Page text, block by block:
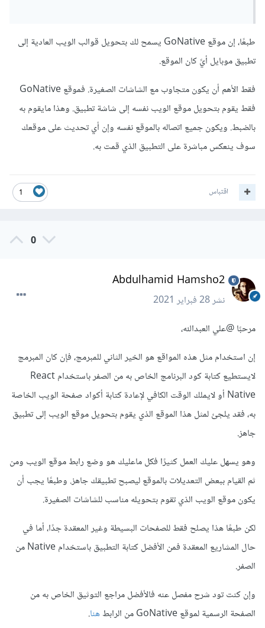
طبعًا، إن موقع GoNative يسمح لك بتحويل قوالب الويب العادية إلى
تطبيق موبايل أيً كان الموقع.
فقط الأهم أن يكون متجاوب مع الشاشات الصغيرة. فموقع GoNative
فقط يقوم بتحويل موقع الويب نفسه إلى شاشة تطبيق. وهذا مايقوم به
بالضبط. ويكون جميع اتصاله بالموقع نفسه وإن أي تحديث على موقعك
سوف ينعكس مباشرة على التطبيق الذي قمت به.
1 اقتباس
0
Abdulhamid Hamsho2
نشر28 فبراير 2021
مرحبًا@علي العبدالله،
إن استخدام مثل هذه المواقع هو الخير الثاني للمبرمج، فإن كان المبرمج
لايستطيع كتابة كود البرنامج الخاص به من الصفر باستخدام React
Native أو لايملك الوقت الكافي ﻹعادة كتابة أكواد صفحة الويب الخاصة
به، فقد يلجئ لمثل هذا الموقع الذي يقوم بتحويل موقع الويب إلى تطبيق
جاهز.
وهو يسهل عليك العمل كثيرًا فكل ماعليك هو وضع رابط موقع الويب ومن
ثم القيام ببعض التعديلات بالموقع ليصبح تطبيقك جاهز. وطبعًا يجب أن
يكون موقع الويب الذي تقوم بتحويله مناسب للشاشات الصغيرة.
لكن طبعًا هذا يصلح فقط للصفحات البسيطة وغير المعقدة جدًا، أما في
حال المشاريع المعقدة فمن الأفضل كتابة التطبيق باستخدام Native من
الصفر.
وإن كنت تود شرح مفصل عنه فالأفضل مراجع التوثيق الخاص به من
الصفحة الرسمية لموقع GoNative من الرابط
هنا.